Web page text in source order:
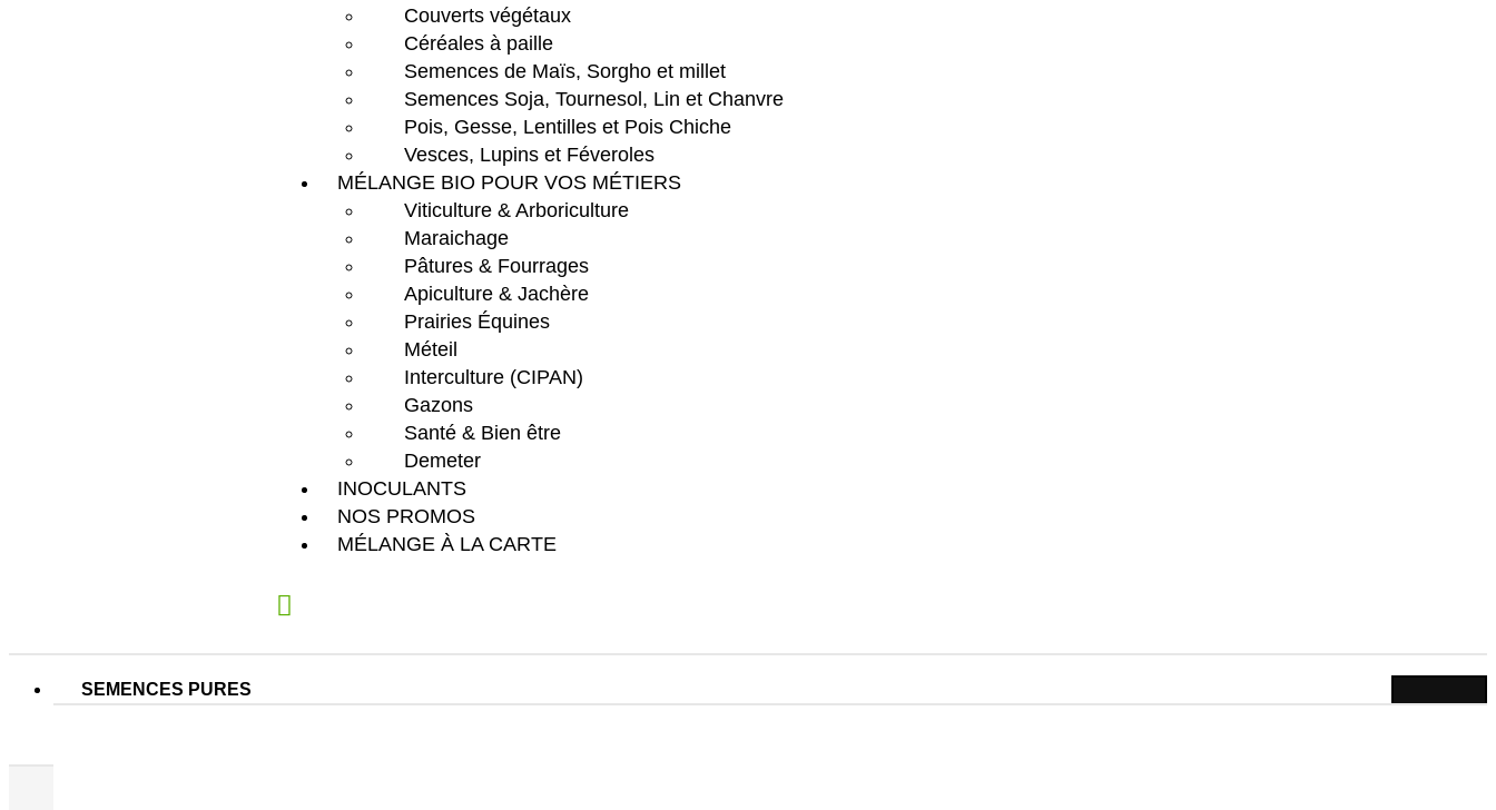
Couverts végétaux
Céréales à paille
Semences de Maïs, Sorgho et millet
Semences Soja, Tournesol, Lin et Chanvre
Pois, Gesse, Lentilles et Pois Chiche
Vesces, Lupins et Féveroles
MÉLANGE BIO POUR VOS MÉTIERS
Viticulture & Arboriculture
Maraichage
Pâtures & Fourrages
Apiculture & Jachère
Prairies Équines
Méteil
Interculture (CIPAN)
Gazons
Santé & Bien être
Demeter
INOCULANTS
NOS PROMOS
MÉLANGE À LA CARTE
SEMENCES PURES